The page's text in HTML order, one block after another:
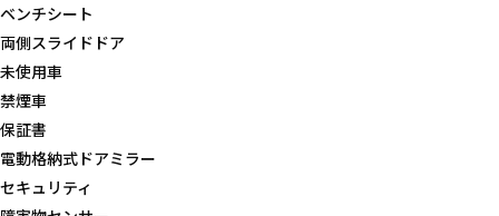
ベンチシート
両側スライドドア
未使用車
禁煙車
保証書
電動格納式ドアミラー
セキュリティ